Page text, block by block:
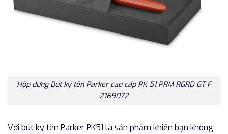
Hộp đựng Bút ký tên Parker cao cấp PK 51 PRM RGRD GT F
2169072
Với bút ký tên Parker PK51 là sản phẩm khiến bạn không